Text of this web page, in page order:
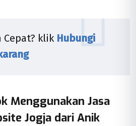
Cepat? klik Hubungi
Menggunakan Jasa
Jogja dari Anik